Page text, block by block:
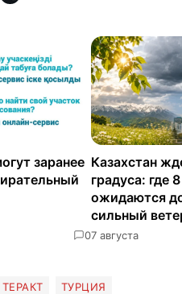
заранее
0
Казахстан
градуса: где
ожидаются
сильный
7 августа
ТЕРАКТ ТУРЦИЯ